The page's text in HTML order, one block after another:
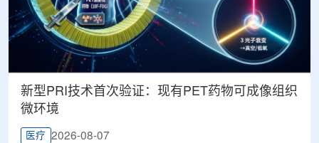
新型PRI技术首次验证：现有PET药物可成像组织
微环境
医疗 2026-08-07